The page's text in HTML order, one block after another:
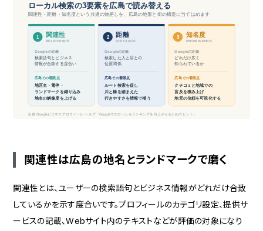
ローカル検索の3要素を広島で読み替える
関連性・距離・知名度という共通の物差しを、広島の地形と街の構造に当てはめます
1 関連性
RELEVANCE
Googleの定義
検索語句とビジネス
情報が合致する度合い
広島での着眼点
地区名・電停・
ランドマークを織り込み
地名の解像度を上げる
2 距離
DISTANCE
Googleの定義
検索した人と店との
位置関係
広島での着眼点
ルート検索を促し
川と橋を踏まえた
行きやすさを情報で補う
3 知名度
PROMINENCE
Googleの定義
どれだけ広く
知られているか
広島での着眼点
クチコミと地域での
言及を積み上げ
地元の信頼を可視化する
出典 Googleビジネスプロフィール ヘルプ「Googleでのローカルランキングを向上させるためのヒント」
関連性は広島の地名とランドマークで磨く
関連性とは、ユーザーの検索語句とビジネス情報がどれだけ合致
しているかを示す度合いです。プロフィールのカテゴリ設定、提供サ
ービスの記載、Webサイト内のテキストなどが評価の対象になり